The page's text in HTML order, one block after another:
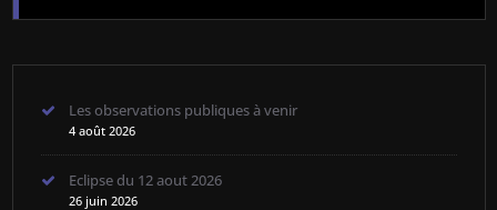
Les observations publiques à venir
4 août 2026
Eclipse du 12 aout 2026
26 juin 2026